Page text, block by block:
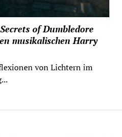
of Dumbledore
musikalischen Harry
von Lichtern im